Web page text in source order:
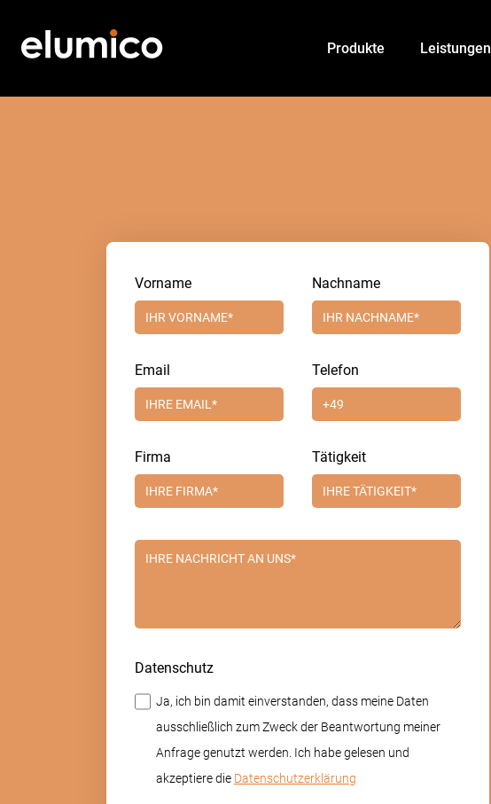
Produkte Leistungen
Vorname Nachname
Email Telefon
Firma Tätigkeit
Datenschutz
Ja, ich bin damit einverstanden, dass meine Daten
ausschließlich zum Zweck der Beantwortung meiner
Anfrage genutzt werden. Ich habe gelesen und
akzeptiere die Datenschutzerklärung